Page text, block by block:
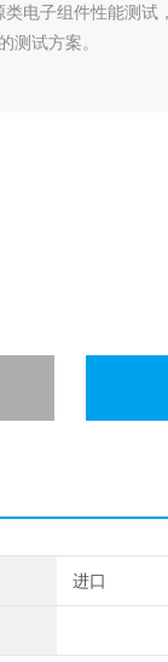
电子组件性能测试
测试方案。
进口